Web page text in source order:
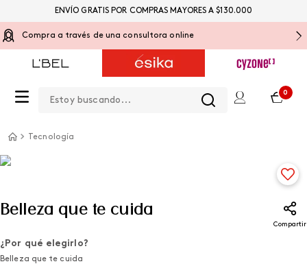
Compra a través de una consultora online
0
ENVÍO GRATIS POR COMPRAS MAYORES A $130.000
Tecnología
Belleza que te cuida
Compartir
¿Por qué elegirlo?
Belleza que te cuida